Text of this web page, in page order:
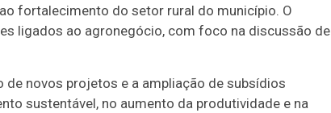
fortalecimento do setor rural do município. O
ligados ao agronegócio, com foco na discussão de
novos projetos e a ampliação de subsídios
sustentável, no aumento da produtividade e na